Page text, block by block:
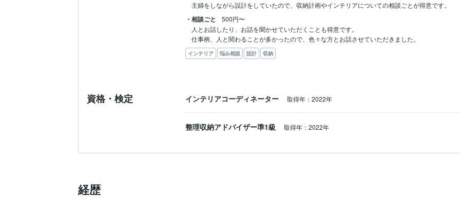
・相談ごと
500円〜
人とお話したり、お話を聞かせていただくことも得意です。
仕事柄、人と関わることが多かったので、色々な方とお話させていただきました。
インテリア 悩み相談 設計 収納
資格・検定 インテリアコーディネーター 取得年：2022年
整理収納アドバイザー準1級 取得年：2022年
経歴